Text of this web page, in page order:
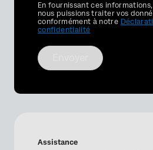
Privacy
Optin
En fournissant ces
nous puissions traiter vos
conformément à notre
confidentialité
Assistance